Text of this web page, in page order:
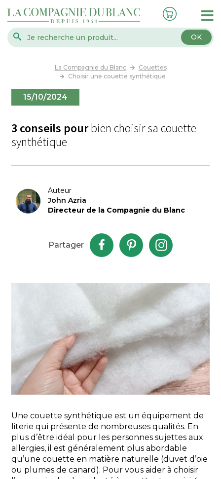
OK
La Compagnie du Blanc
Couettes
Choisir une couette synthétique
15/10/2024
3 conseils pourbien choisir sa couette
synthétique
Auteur
John Azria
Directeur de la Compagnie du Blanc
Partager
Une couette synthétique est un équipement de
literie qui présente de nombreuses qualités. En
plus d’être idéal pour les personnes sujettes aux
allergies, il est généralement plus abordable
qu’une couette en matière naturelle (duvet d’oie
ou plumes de canard). Pour vous aider à choisir